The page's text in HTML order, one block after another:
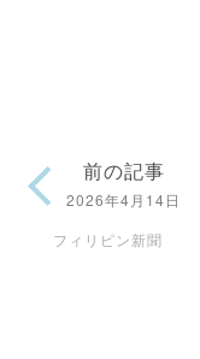
前の記事
2026年4月14日
フィリピン新聞